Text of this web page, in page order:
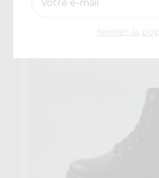
fermer la